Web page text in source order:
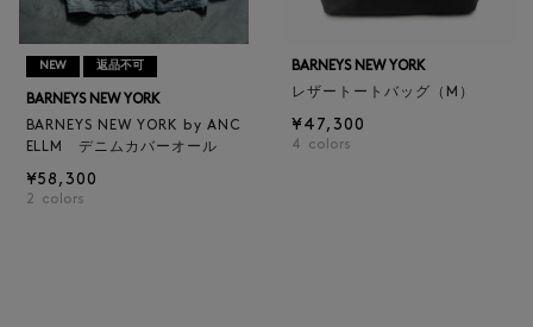
NEW 返品不可
BARNEYS NEW YORK
BARNEYS NEW YORK by ANC
ELLM デニムカバーオール
¥58,300
2 colors
BARNEYS NEW YORK
レザートートバッグ（M）
¥47,300
4 colors